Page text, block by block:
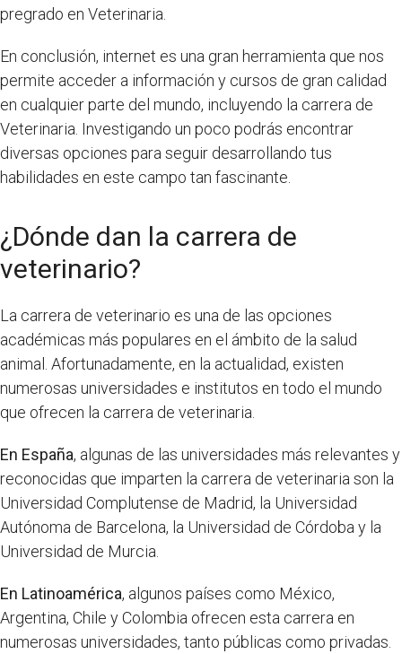
pregrado en Veterinaria.
En conclusión, internet es una gran herramienta que nos
permite acceder a información y cursos de gran calidad
en cualquier parte del mundo, incluyendo la carrera de
Veterinaria. Investigando un poco podrás encontrar
diversas opciones para seguir desarrollando tus
habilidades en este campo tan fascinante.
¿Dónde dan la carrera de
veterinario?
La carrera de veterinario es una de las opciones
académicas más populares en el ámbito de la salud
animal. Afortunadamente, en la actualidad, existen
numerosas universidades e institutos en todo el mundo
que ofrecen la carrera de veterinaria.
En España, algunas de las universidades más relevantes y
reconocidas que imparten la carrera de veterinaria son la
Universidad Complutense de Madrid, la Universidad
Autónoma de Barcelona, la Universidad de Córdoba y la
Universidad de Murcia.
En Latinoamérica, algunos países como México,
Argentina, Chile y Colombia ofrecen esta carrera en
numerosas universidades, tanto públicas como privadas.